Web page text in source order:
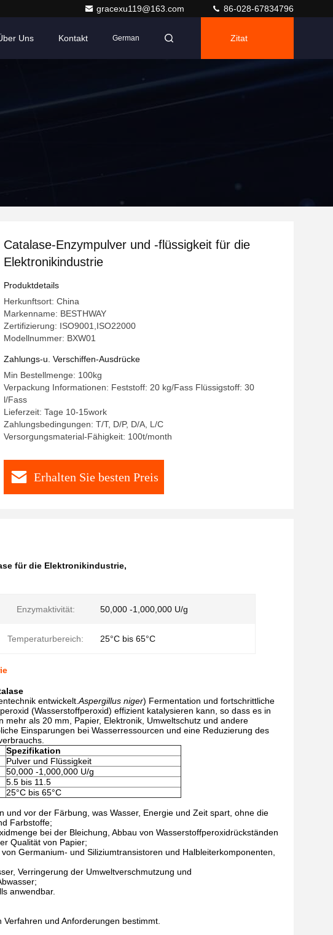
gracexu119@163.com 86-028-67834796
Uns Kontakt German Zitat
Catalase-Enzympulver und -flüssigkeit für die
Elektronikindustrie
Produktdetails
Herkunftsort: China
Markenname: BESTHWAY
Zertifizierung: ISO9001,ISO22000
Modellnummer: BXW01
Zahlungs-u. Verschiffen-Ausdrücke
Min Bestellmenge: 100kg
Verpackung Informationen: Feststoff: 20 kg/Fass Flüssigstoff: 30
l/Fass
Lieferzeit: Tage 10-15work
Zahlungsbedingungen: T/T, D/P, D/A, L/C
Versorgungsmaterial-Fähigkeit: 100t/month
Erhalten Sie besten Preis
für die Elektronikindustrie,
Enzymaktivität: 50,000 -1,000,000 U/g
Temperaturbereich: 25°C bis 65°C
entwickelt. Aspergillus niger) Fermentation und fortschrittliche
(Wasserstoffperoxid) effizient katalysieren kann, so dass es in
als 20 mm, Papier, Elektronik, Umweltschutz und andere
Einsparungen bei Wasserressourcen und eine Reduzierung des
Spezifikation
Pulver und Flüssigkeit
50,000 -1,000,000 U/g
5.5 bis 11.5
25°C bis 65°C
vor der Färbung, was Wasser, Energie und Zeit spart, ohne die
Farbstoffe;
bei der Bleichung, Abbau von Wasserstoffperoxidrückständen
Qualität von Papier;
Germanium- und Siliziumtransistoren und Halbleiterkomponenten,
Verringerung der Umweltverschmutzung und
anwendbar.
und Anforderungen bestimmt.